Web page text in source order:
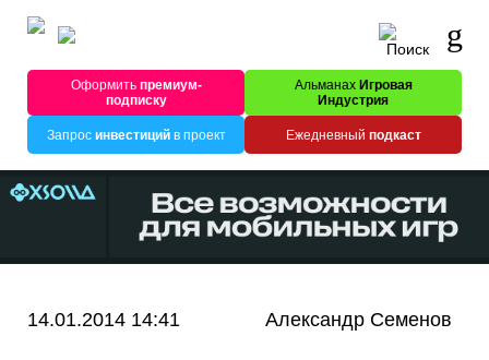
Оформитьпремиум-
подписку
Альманах Игровая
Индустрия
Запрос инвестицийв проект Ежедневный подкаст
14.01.2014 14:41 Александр Семенов